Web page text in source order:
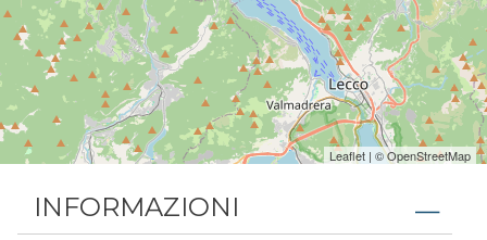
INFORMAZIONI
Leaflet | ©OpenStreetMap